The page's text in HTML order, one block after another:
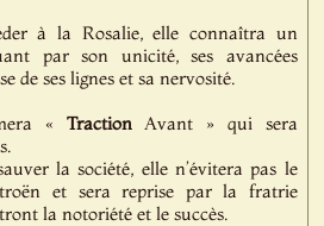
à la Rosalie, elle connaîtra un
par son unicité, ses avancées
de ses lignes et sa nervosité.
« TractionAvant » qui sera
la société, elle n’évitera pas le
et sera reprise par la fratrie
la notoriété et le succès.